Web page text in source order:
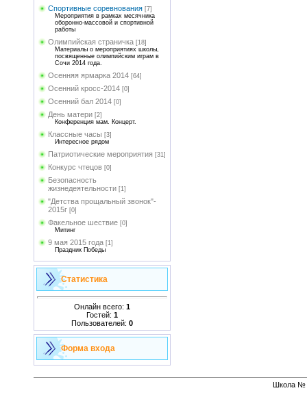
Спортивные соревнования [7]
Мероприятия в рамках месячника
оборонно-массовой и спортивной
работы
Олимпийская страничка [18]
Материалы о мероприятиях школы,
посвященные олимпийским играм в
Сочи 2014 года.
Осенняя ярмарка 2014 [64]
Осенний кросс-2014 [0]
Осенний бал 2014 [0]
День матери [2]
Конференция мам. Концерт.
Классные часы [3]
Интересное рядом
Патриотические мероприятия [31]
Конкурс чтецов [0]
Безопасность
жизнедеятельности [1]
"Детства прощальный звонок"-
2015г [0]
Факельное шествие [0]
Митинг
9 мая 2015 года [1]
Праздник Победы
Статистика
Онлайн всего: 1
Гостей: 1
Пользователей: 0
Форма входа
Школа №